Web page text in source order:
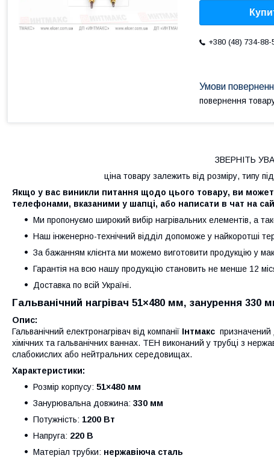
+380 (48) 734-88-
повернення
ЗВЕРНІТЬ
ціна товару залежить від розміру, типу
Якщо у вас виникли питання щодо цього товару, ви
телефонами, вказаними у шапці, або написати в чат на
Ми пропонуємо широкий вибір нагрівальних елементів, а
Наш інженерно-технічний відділ допоможе у найкоротші
За бажанням клієнта ми можемо виготовити продукцію у
Гарантія на всю нашу продукцію становить не менше 12
Доставка по всій Україні.
Гальванічний нагрівач 51×480 мм, занурення 330
Опис:
Гальванічний електронагрівач від компанії Інтмакс призначений
хімічних та гальванічних ваннах. ТЕН виконаний у трубці з
слабокислих або нейтральних середовищах.
Характеристики:
Розмір корпусу: 51×480 мм
Занурювальна довжина: 330 мм
Потужність: 1200 Вт
Напруга: 220 В
Матеріал трубки: нержавіюча сталь